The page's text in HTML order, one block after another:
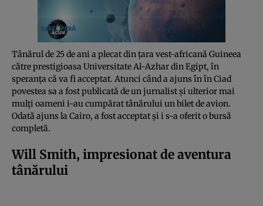
Tânărul de 25 de ani a plecat din țara vest-africană Guineea
către prestigioasa Universitate Al-Azhar din Egipt, în
speranța că va fi acceptat. Atunci când a ajuns în în Ciad
povestea sa a fost publicată de un jurnalist și ulterior mai
mulți oameni i-au cumpărat tânărului un bilet de avion.
Odată ajuns la Cairo, a fost acceptat și i s-a oferit o bursă
completă.
Will Smith, impresionat de aventura
tânărului